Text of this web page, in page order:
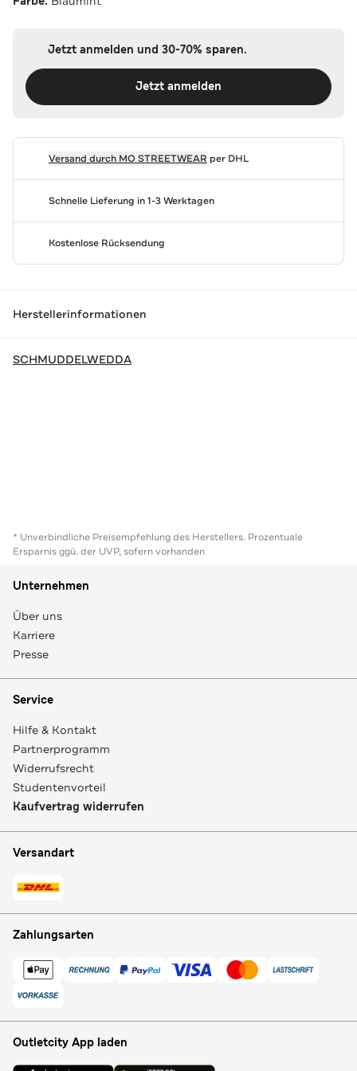
Jetzt anmelden und 30-70% sparen.
Jetzt anmelden
Versand durch MO STREETWEAR per DHL
Schnelle Lieferung in 1-3 Werktagen
Kostenlose Rücksendung
Herstellerinformationen
SCHMUDDELWEDDA
* Unverbindliche Preisempfehlung des Herstellers. Prozentuale
Ersparnis ggü. der UVP, sofern vorhanden
Unternehmen
Über uns
Karriere
Presse
Service
Hilfe & Kontakt
Partnerprogramm
Widerrufsrecht
Studentenvorteil
Kaufvertrag widerrufen
Versandart
Zahlungsarten
Outletcity App laden